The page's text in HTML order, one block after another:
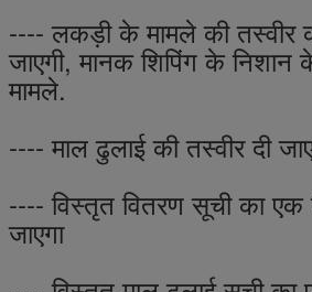
---- लकड़ी के मामले की
जाएगी, मानक शिपिंग के
मामले.
---- माल ढुलाई की तस्वीर दी
---- विस्तृत वितरण सूची का एक
जाएगा